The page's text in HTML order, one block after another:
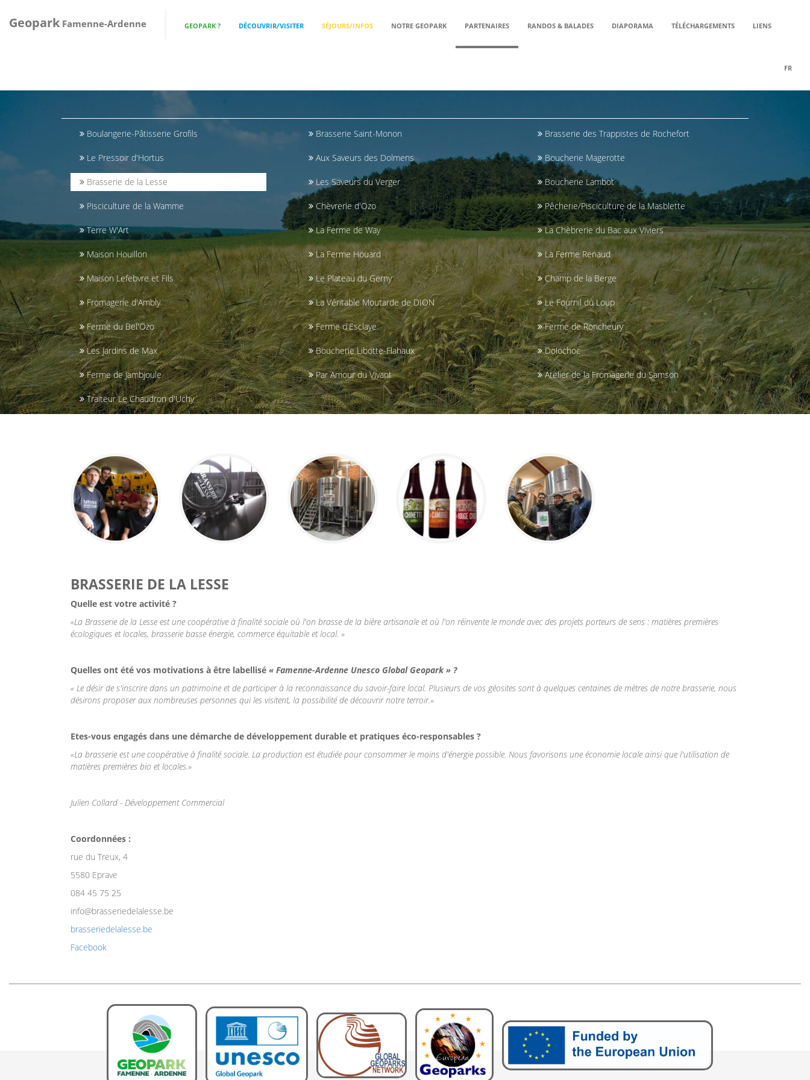
Geopark Famenne-Ardenne GEOPARK ? DÉCOUVRIR/VISITER SÉJOURS/INFOS NOTRE GEOPARK PARTENAIRES RANDOS & BALADES DIAPORAMA TÉLÉCHARGEMENTS LIENS
FR
Boulangerie-Pâtisserie Grofils
Le Pressoir d'Hortus
Brasserie de la Lesse
Pisciculture de la Wamme
Terre W'Art
Maison Houillon
Maison Lefebvre et Fils
Fromagerie d'Ambly
Ferme du Bel'Ozo
Les Jardins de Max
Ferme de Jambjoule
Brasserie Saint-Monon
Aux Saveurs des Dolmens
Les Saveurs du Verger
Chèvrerie d'Ozo
La Ferme de Way
La Ferme Houard
Le Plateau du Gerny
La Véritable Moutarde de DION
Ferme d'Esclaye
Boucherie Libotte-Flahaux
Par Amour du Vivant
Brasserie des Trappistes de Rochefort
Boucherie Magerotte
Boucherie Lambot
Pêcherie/Pisciculture de la Masblette
La Chèbrerie du Bac aux Viviers
La Ferme Renaud
Champ de la Berge
Le Fournil du Loup
Ferme de Roncheury
Dolochoc
Atelier de la Fromagerie du Samson
Traiteur Le Chaudron d'Uchy
BRASSERIE DE LA LESSE
Quelle est votre activité ?
«La Brasserie de la Lesse est une coopérative à finalité sociale où l'on brasse de la bière artisanale et où l'on réinvente le monde avec des projets porteurs de sens : matières premières
écologiques et locales, brasserie basse énergie, commerce équitable et local. »
Quelles ont été vos motivations à être labellisé « Famenne-Ardenne Unesco Global Geopark » ?
« Le désir de s'inscrire dans un patrimoine et de participer à la reconnaissance du savoir-faire local. Plusieurs de vos géosites sont à quelques centaines de mètres de notre brasserie, nous
désirons proposer aux nombreuses personnes qui les visitent, la possibilité de découvrir notre terroir.»
Etes-vous engagés dans une démarche de développement durable et pratiques éco-responsables ?
«La brasserie est une coopérative à finalité sociale. La production est étudiée pour consommer le moins d'énergie possible. Nous favorisons une économie locale ainsi que l'utilisation de
matières premières bio et locales.»
Julien Collard - Développement Commercial
Coordonnées :
rue du Treux, 4
5580 Eprave
084 45 75 25
info@brasseriedelalesse.be
brasseriedelalesse.be
Facebook
Retour